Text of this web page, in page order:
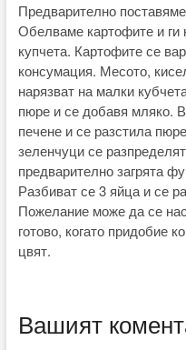
Предварително
Обелваме картофите и ги
купчета. Картофите се
консумация. Месото,
нарязват на малки
пюре и се добавя мляко.
печене и се разстила
зеленчуци се
предварително загрята
Разбиват се 3 яйца и се
Пожелание може да се
готово, когато придобие
цвят.
Вашият